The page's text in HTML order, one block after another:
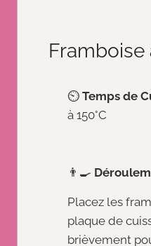
Framboise
⏲️ Temps de
à 150°C
👨‍🍳
Placez les
plaque de
brièvement